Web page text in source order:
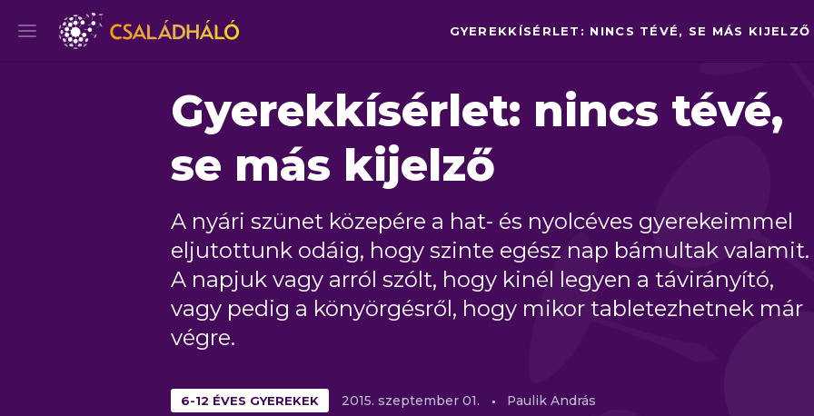
GYEREKKÍSÉRLET: NINCS TÉVÉ, SE MÁS KIJELZŐ
Gyerekkísérlet: nincs tévé,
se más kijelző
A nyári szünet közepére a hat- és nyolcéves gyerekeimmel
eljutottunk odáig, hogy szinte egész nap bámultak valamit.
A napjuk vagy arról szólt, hogy kinél legyen a távirányító,
vagy pedig a könyörgésről, hogy mikor tabletezhetnek már
végre.
6-12 ÉVES GYEREKEK 2015. szeptember 01. Paulik András